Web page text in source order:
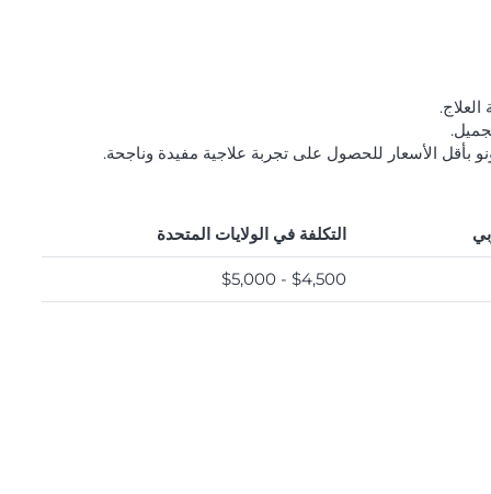
بأقل الأسعار للحصول على تجربة علاجية مفيدة وناجحة.
التكلفة في الولايات المتحدة
$4,500 - $5,000